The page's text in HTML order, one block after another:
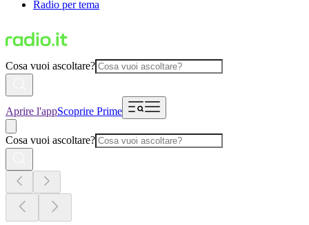
Radio per tema
Cosa vuoi ascoltare?
Aprire l'appScoprire Prime
Cosa vuoi ascoltare?